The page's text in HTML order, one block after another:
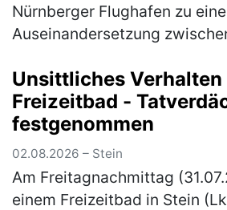
Nürnberger Flughafen zu
Auseinandersetzung
anstehenden Flug
(mehr)
Unsittliches Verhalten
Freizeitbad -
festgenommen
02.08.2026 – Stein
Am Freitagnachmittag
einem Freizeitbad in Stein